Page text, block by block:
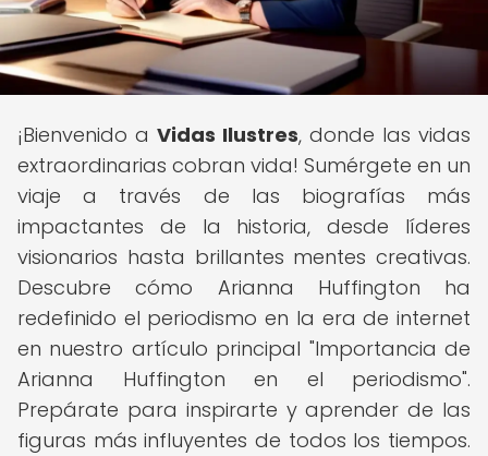
¡Bienvenido a Vidas Ilustres, donde las vidas
extraordinarias cobran vida! Sumérgete en un
viaje a través de las biografías más
impactantes de la historia, desde líderes
visionarios hasta brillantes mentes creativas.
Descubre cómo Arianna Huffington ha
redefinido el periodismo en la era de internet
en nuestro artículo principal "Importancia de
Arianna Huffington en el periodismo".
Prepárate para inspirarte y aprender de las
figuras más influyentes de todos los tiempos.